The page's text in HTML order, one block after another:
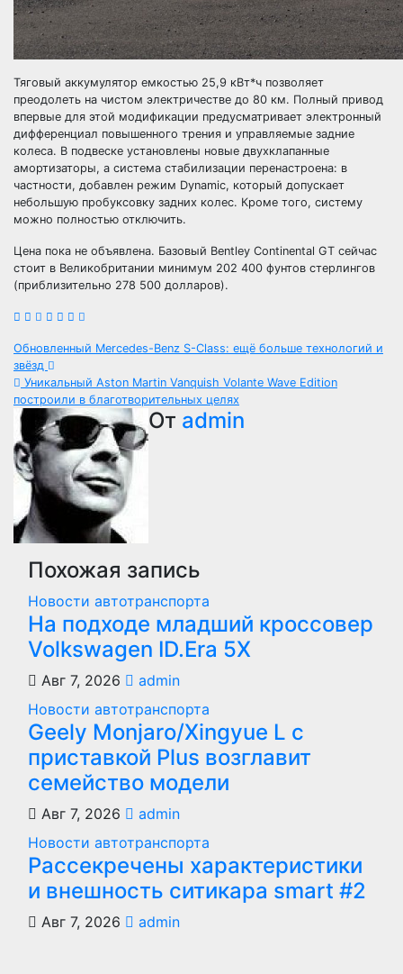
Тяговый аккумулятор емкостью 25,9 кВт*ч позволяет
преодолеть на чистом электричестве до 80 км. Полный привод
впервые для этой модификации предусматривает электронный
дифференциал повышенного трения и управляемые задние
колеса. В подвеске установлены новые двухклапанные
амортизаторы, а система стабилизации перенастроена: в
частности, добавлен режим Dynamic, который допускает
небольшую пробуксовку задних колес. Кроме того, систему
можно полностью отключить.
Цена пока не объявлена. Базовый Bentley Continental GT сейчас
стоит в Великобритании минимум 202 400 фунтов стерлингов
(приблизительно 278 500 долларов).
Навигация
по
записям
Обновленный Mercedes-Benz S-Class: ещё больше технологий и
звёзд
Уникальный Aston Martin Vanquish Volante Wave Edition
построили в благотворительных целях
От admin
Похожая запись
Новости автотранспорта
На подходе младший кроссовер
Volkswagen ID.Era 5X
Авг 7, 2026
admin
Новости автотранспорта
Geely Monjaro/Xingyue L с
приставкой Plus возглавит
семейство модели
Авг 7, 2026
admin
Новости автотранспорта
Рассекречены характеристики
и внешность ситикара smart #2
Авг 7, 2026 admin